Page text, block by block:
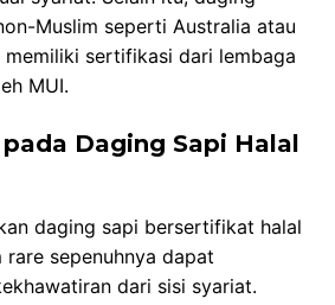
Muslim seperti Australia atau
memiliki sertifikasi dari lembaga
MUI.
Daging Sapi Halal
daging sapi bersertifikat halal
sepenuhnya dapat
dari sisi syariat.